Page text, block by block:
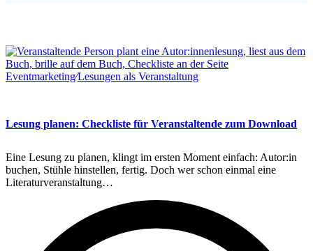
Eventmarketing∕Lesungen als Veranstaltung
Lesung planen: Checkliste für Veranstaltende zum Download
Eine Lesung zu planen, klingt im ersten Moment einfach: Autor:in
buchen, Stühle hinstellen, fertig. Doch wer schon einmal eine
Literaturveranstaltung…